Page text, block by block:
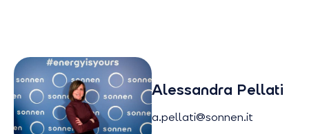
Alessandra Pellati
a.pellati@sonnen.it